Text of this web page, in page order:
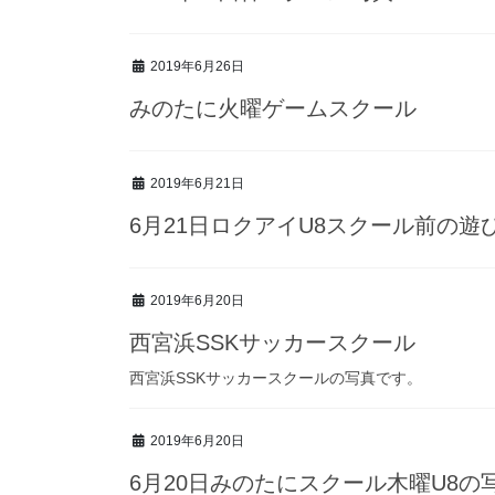
2019年6月26日
みのたに火曜ゲームスクール
2019年6月21日
6月21日ロクアイU8スクール前の遊
2019年6月20日
西宮浜SSKサッカースクール
西宮浜SSKサッカースクールの写真です。
2019年6月20日
6月20日みのたにスクール木曜U8の